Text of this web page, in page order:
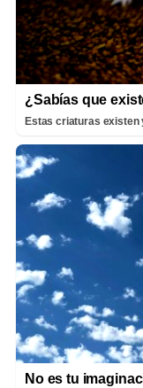
¿Sabías que
Estas criaturas existen
No es tu